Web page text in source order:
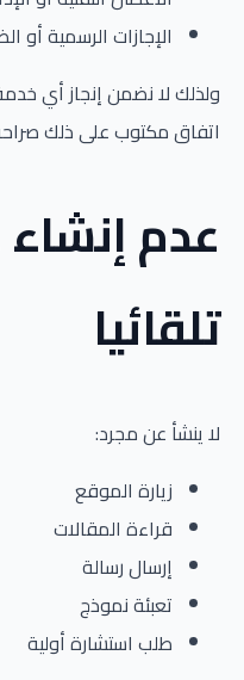
الإجازات الرسمية أو
ولذلك لا نضمن إنجاز أي
اتفاق مكتوب على ذلك
عدم
تلقائيا
لا ينشأ عن مجرد:
زيارة الموقع
قراءة المقالات
إرسال رسالة
تعبئة نموذج
طلب استشارة أولية